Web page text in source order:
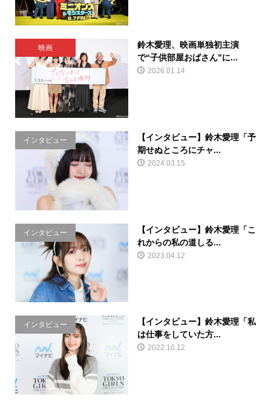
映画
鈴木愛理、映画単独初主演
で“子供部屋おばさん”に...
2026.01.14
インタビュー
【インタビュー】鈴木愛理「予
期せぬところにチャ...
2024.03.15
インタビュー
【インタビュー】鈴木愛理「こ
れからの私の道しる...
2023.04.12
インタビュー
【インタビュー】鈴木愛理「私
は仕事をしていた方...
2022.10.12